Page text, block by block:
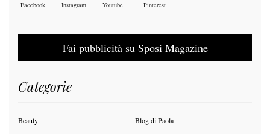
Facebook Instagram Youtube Pinterest
Fai pubblicità su Sposi Magazine
Categorie
Beauty Blog di Paola